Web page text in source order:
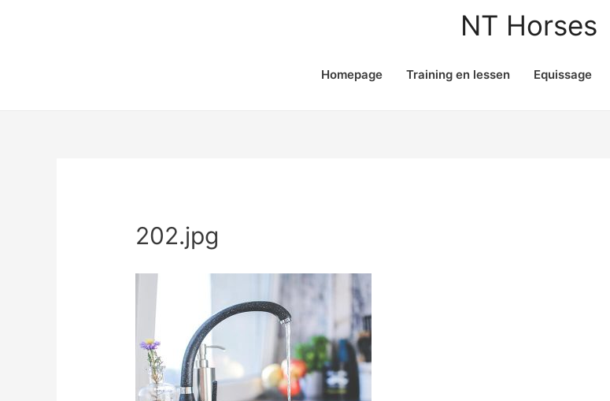
NT Horses
Homepage Training en lessen Equissage
202.jpg